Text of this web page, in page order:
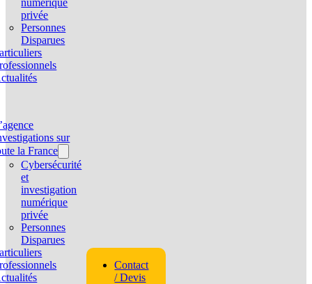
numérique
privée
Personnes
Disparues
sur
la France
Cybersécurité
et
investigation
numérique
privée
Personnes
Disparues
Contact
/ Devis